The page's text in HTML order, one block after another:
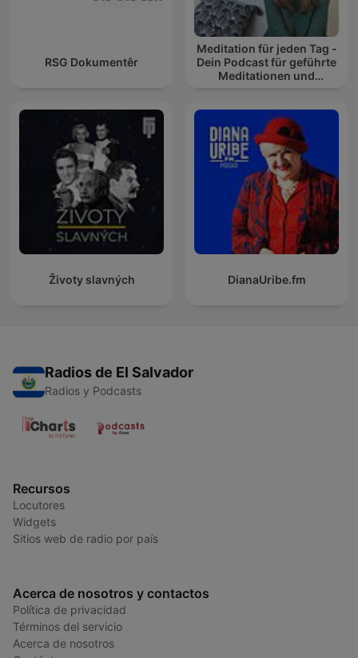
RSG Dokumentêr
Meditation für jeden Tag -
Dein Podcast für geführte
Meditationen und
Životy slavných DianaUribe.fm
Radios de El Salvador
Radios y Podcasts
Recursos
Locutores
Widgets
Sitios web de radio por país
Acerca de nosotros y contactos
Política de privacidad
Términos del servicio
Acerca de nosotros